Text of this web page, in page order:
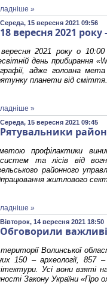
»
Середа, 15 вересня 2021 09:56
18 вересня 2021
2021 року о 10:00
день прибирання
адже головна
планети від сміття.
»
Середа, 15 вересня 2021 09:45
Рятувальники
профілактики
та лісів від
районного
житлового
»
Вівторок, 14 вересня 2021 18:50
Обговорили
Волинської
150 – археології, 857
Усі вони взяті
Закону України «Про